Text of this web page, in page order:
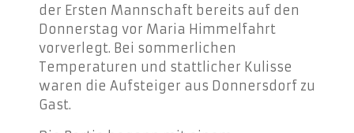
der Ersten Mannschaft bereits auf den
Donnerstag vor Maria Himmelfahrt
vorverlegt. Bei sommerlichen
Temperaturen und stattlicher Kulisse
waren die Aufsteiger aus Donnersdorf zu
Gast.